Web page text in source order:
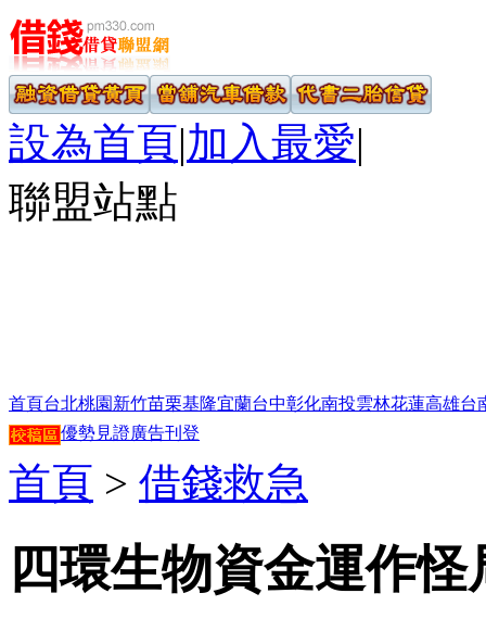
設為首頁|加入最愛|
聯盟站點
首頁台北桃園 新竹苗栗基隆宜蘭台中彰化南投雲林花蓮高雄台
優勢見證廣告刊登
首頁 > 借錢救急
四環生物資金運作